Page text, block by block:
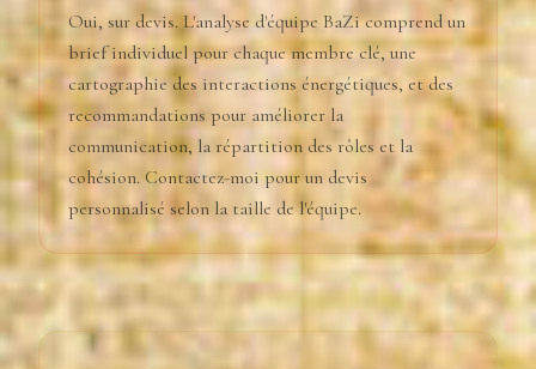
Oui, sur devis. L'analyse d'équipe BaZi comprend un
brief individuel pour chaque membre clé, une
cartographie des interactions énergétiques, et des
recommandations pour améliorer la
communication, la répartition des rôles et la
cohésion. Contactez-moi pour un devis
personnalisé selon la taille de l'équipe.